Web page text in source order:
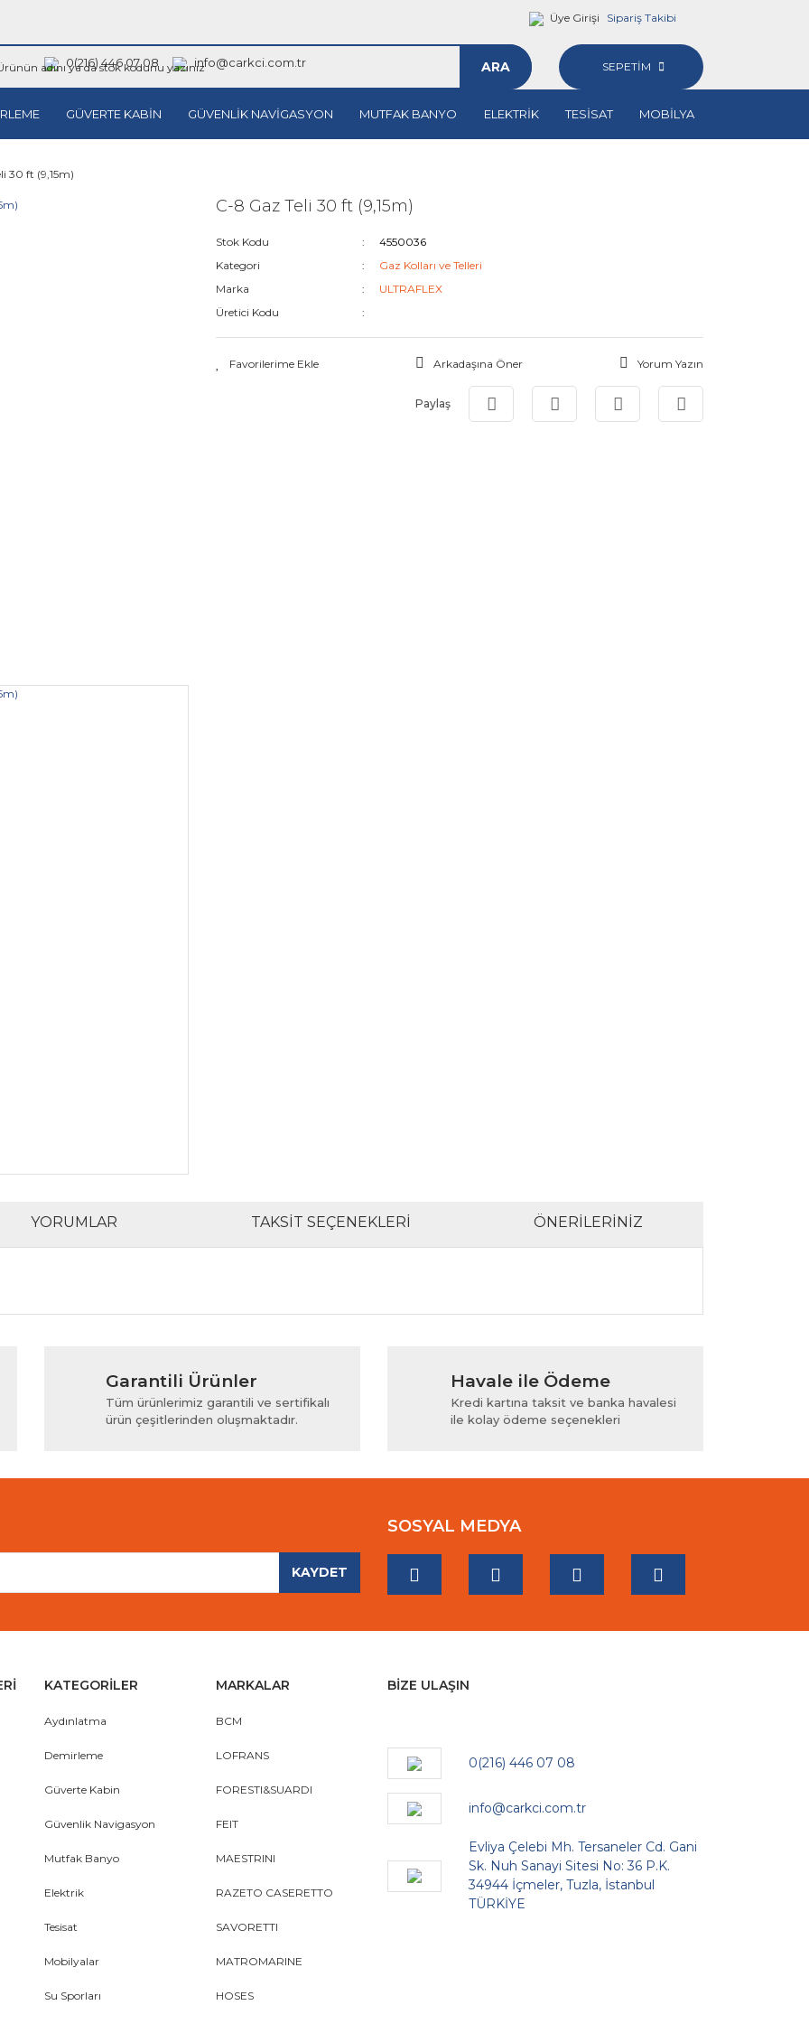
Üye Girişi Sipariş Takibi
0(216) 446 07 08 info@carkci.com.tr ARA SEPETİM
GÜVERTE KABİN GÜVENLİK NAVİGASYON MUTFAK BANYO ELEKTRİK TESİSAT MOBİLYA
30 ft (9,15m)
C-8 Gaz Teli 30 ft (9,15m)
Stok Kodu
4550036
Kategori
Gaz Kolları ve Telleri
Marka
ULTRAFLEX
Üretici Kodu
Arkadaşına Öner Yorum Yazın
Paylaş
YORUMLAR TAKSIT SEÇENEKLERI ÖNERILERINIZ
Yorum Yaz
ve diğer konularda yetersiz gördüğünüz noktaları öneri formunu kullanarak tarafımıza iletebilirsiniz.
Garantili Ürünler
Tüm ürünlerimiz garantili ve sertifikalı
ürün çeşitlerinden oluşmaktadır.
Havale ile Ödeme
Kredi kartına taksit ve banka havalesi
ile kolay ödeme seçenekleri
KAYDET
SOSYAL MEDYA
KATEGORİLER
Aydınlatma
Demirleme
Güverte Kabin
Güvenlik Navigasyon
Mutfak Banyo
Elektrik
Tesisat
Mobilyalar
Su Sporları
MARKALAR
BCM
LOFRANS
FORESTI&SUARDI
FEIT
MAESTRINI
RAZETO CASERETTO
SAVORETTI
MATROMARINE
HOSES
BİZE ULAŞIN
0(216) 446 07 08
info@carkci.com.tr
Evliya Çelebi Mh. Tersaneler Cd. Gani
Sk. Nuh Sanayi Sitesi No: 36 P.K.
34944 İçmeler, Tuzla, İstanbul
TÜRKİYE